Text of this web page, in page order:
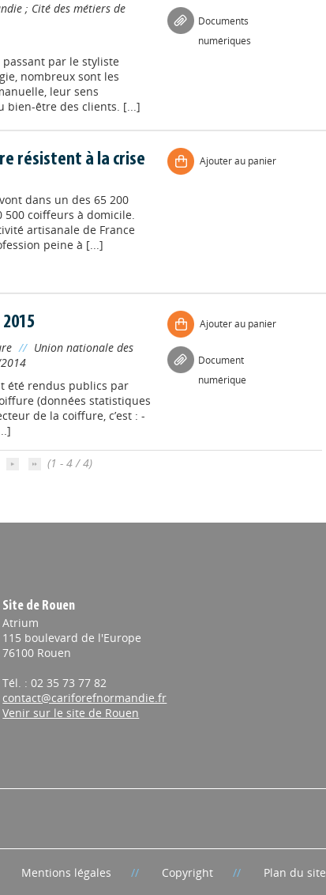
; Cité des métiers de
par le styliste
nombreux sont les
leur sens
bien-être des clients. [...]
Documents
numériques
résistent à la crise
dans un des 65 200
coiffeurs à domicile.
artisanale de France
peine à [...]
Ajouter au panier
// Union nationale des
été rendus publics par
(données statistiques
de la coiffure, c’est : -
Ajouter au panier
Document
numérique
(1 - 4 / 4)
Site de Rouen
Atrium
115 boulevard de l'Europe
76100 Rouen
Tél. : 02 35 73 77 82
contact@cariforefnormandie.fr
Venir sur le site de Rouen
Mentions légales Copyright Plan du site